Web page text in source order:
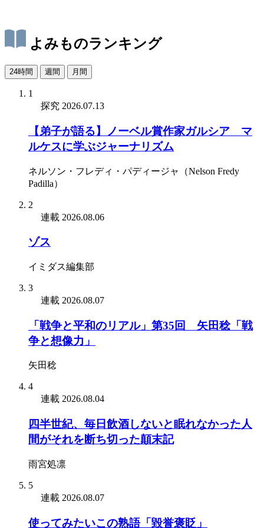
よみものランキング
24時間 週間 月間
1
探究 2026.07.13
【弟子が語る】ノーベル賞作家ガルシア゠マ
ルケスに学ぶジャーナリズム
ネルソン・フレディ・パディージャ（Nelson Fredy
Padilla）
2
連載 2026.08.06
ゾス
イミダス編集部
3
連載 2026.08.07
「戦争と平和のリアル」第35回 矢田稔「戦
争と想像力」
矢田稔
4
連載 2026.08.04
四半世紀、毎日飲酒しないと眠れなかった人
間がそれを断ち切った顛末記
雨宮処凛
5
連載 2026.08.07
使ってみたいこの熟語「毀誉褒貶」